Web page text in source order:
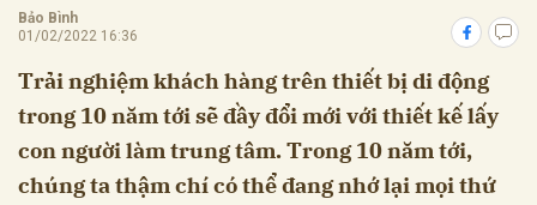
Bảo Bình
01/02/2022 16:36
Trải nghiệm khách hàng trên thiết bị di động
trong 10 năm tới sẽ đầy đổi mới với thiết kế lấy
con người làm trung tâm. Trong 10 năm tới,
chúng ta thậm chí có thể đang nhớ lại mọi thứ
Hủy Gửi